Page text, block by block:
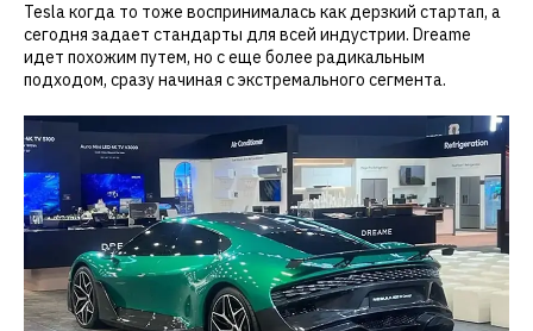
Tesla когда то тоже воспринималась как дерзкий стартап, а
сегодня задает стандарты для всей индустрии. Dreame
идет похожим путем, но с еще более радикальным
подходом, сразу начиная с экстремального сегмента.